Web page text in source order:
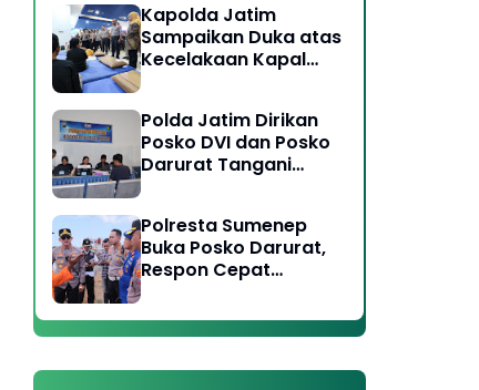
Kapolda Jatim
Sampaikan Duka atas
Kecelakaan Kapal
Korban Hilang Terus
Dilakukan
Polda Jatim Dirikan
Posko DVI dan Posko
Darurat Tangani
Polresta Sumenep
Buka Posko Darurat,
Respon Cepat
Kebakaran KM
Mutiara Sentosa 2